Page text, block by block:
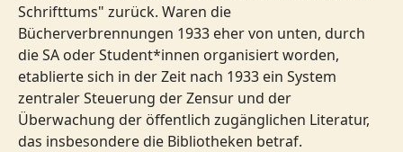
Schrifttums" zurück. Waren die
Bücherverbrennungen 1933 eher von unten, durch
die SA oder Student*innen organisiert worden,
etablierte sich in der Zeit nach 1933 ein System
zentraler Steuerung der Zensur und der
Überwachung der öffentlich zugänglichen Literatur,
das insbesondere die Bibliotheken betraf.